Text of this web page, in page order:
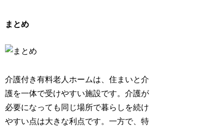
まとめ
介護付き有料老人ホームは、住まいと介
護を一体で受けやすい施設です。介護が
必要になっても同じ場所で暮らしを続け
やすい点は大きな利点です。一方で、特